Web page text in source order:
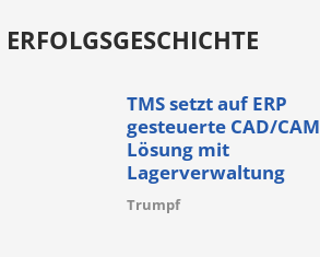
ERFOLGSGESCHICHTE
TMS setzt auf ERP
gesteuerte CAD/CAM
Lösung mit
Lagerverwaltung
Trumpf